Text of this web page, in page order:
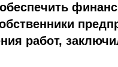
работ,